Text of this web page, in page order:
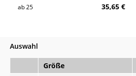
ab25 35,65 €
Auswahl
Größe